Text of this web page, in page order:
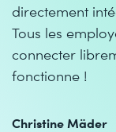
directement
Tous les
connecter
fonctionne !
Christine Mäder